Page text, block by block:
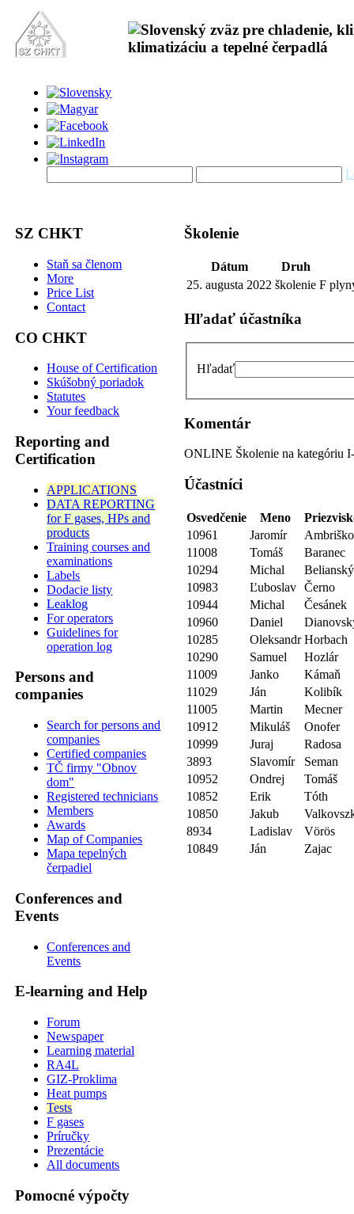
SZ CHKT
Staň sa členom
More
Price List
Contact
CO CHKT
House of Certification
Skúšobný poriadok
Statutes
Your feedback
Reporting and
Certification
APPLICATIONS
DATA REPORTING
for F gases, HPs and
products
Training courses and
examinations
Labels
Dodacie listy
Leaklog
For operators
Guidelines for
operation log
Persons and
companies
Search for persons and
companies
Certified companies
TČ firmy "Obnov
dom"
Registered technicians
Members
Awards
Map of Companies
Mapa tepelných
čerpadiel
Conferences and
Events
Conferences and
Events
E-learning and Help
Forum
Newspaper
Learning material
RA4L
GIZ-Proklima
Heat pumps
Tests
F gases
Príručky
Prezentácie
All documents
Pomocné výpočty
Školenie
Dátum
Druh
25. augusta 2022 školenie F
Hľadať účastníka
Hľadať
Komentár
ONLINE Školenie na kategóriu
Účastníci
Osvedčenie Meno
10961
Jaromír
Ambriško
11008
Tomáš
Baranec
10294
Michal
Belianský
10983
Ľuboslav Černo
10944
Michal
Česánek
10960
Daniel
10285
Oleksandr Horbach
10290
Samuel
Hozlár
11009
Janko
Kámaň
11029
Ján
Kolibík
11005
Martin
Mecner
10912
Mikuláš
Onofer
10999
Juraj
Radosa
3893
Slavomír
Seman
10952
Ondrej
Tomáš
10852
Erik
Tóth
10850
Jakub
8934
Ladislav
Vörös
10849
Ján Zajac